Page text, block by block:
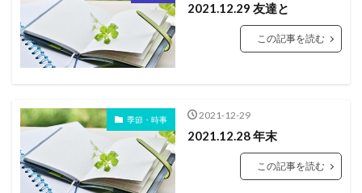
2021.12.29 友達と
この記事を読む
季節・時事 2021-12-29
2021.12.28 年末
この記事を読む